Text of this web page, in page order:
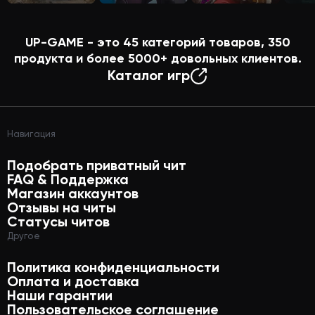
UP-GAME - это 45категорий товаров, 350
продукта и более 5000+ довольных клиентов.
Каталог игр
Навигация
Подобрать приватный чит
FAQ & Поддержка
Магазин аккаунтов
Отзывы на читы
Статусы читов
Другое
Политика конфиденциальности
Оплата и доставка
Наши гарантии
Пользовательское соглашение